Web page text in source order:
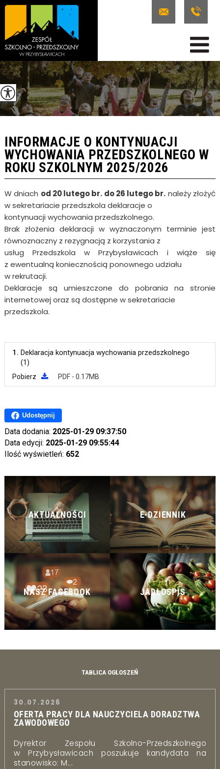
INFORMACJE O KONTYNUACJI
WYCHOWANIA PRZEDSZKOLNEGO W
ROKU SZKOLNYM 2025/2026
W dniach od 20 lutego br. do 26 lutego br. należy złożyć
w sekretariacie przedszkola deklaracje o
kontynuacji wychowania przedszkolnego.
Brak złożenia deklaracji w wyznaczonym terminie jest
równoznaczny z rezygnacją z korzystania z
usług Przedszkola w Przybysławicach i wiąże się
z ewentualną koniecznością ponownego udziału
w rekrutacji.
Deklaracje są umieszczone do pobrania na stronie
internetowej oraz są dostępne w sekretariacie
przedszkola.
1. Deklaracja kontynuacja wychowania przedszkolnego
(1)
Pobierz PDF - 0.17MB
Udostępnij
Data dodania: 2025-01-29 09:37:50
Data edycji: 2025-01-29 09:55:44
Ilość wyświetleń: 652
AKTUALNOŚCI E-DZIENNIK
NASZ FACEBOOK JADŁOSPIS
TABLICA OGŁOSZEŃ
30.07.2026
OFERTA PRACY DLA NAUCZYCIELA DORADZTWA
ZAWODOWEGO
Dyrektor Zespołu Szkolno-Przedszkolnego
w Przybysławicach poszukuje kandydata na
stanowisko: M...